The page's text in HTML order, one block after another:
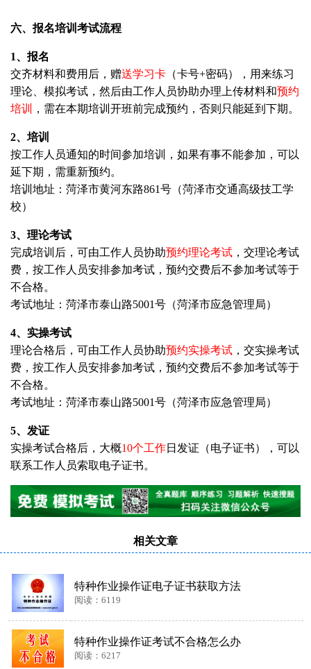
六、报名培训考试流程
1、报名
交齐材料和费用后，赠送学习卡 （卡号+密码），用来练习
理论、模拟考试，然后由工作人员协助办理上传材料和预约
培训
，需在本期培训开班前完成预约，否则只能延到下期。
2、培训
按工作人员通知的时间参加培训，如果有事不能参加，可以
延下期，需重新预约。
培训地址：菏泽市黄河东路861号（菏泽市交通高级技工学
校）
3、理论考试
完成培训后，可由工作人员协助预约理论考试 ，交理论考试
费，按工作人员安排参加考试，预约交费后不参加考试等于
不合格。
考试地址：菏泽市泰山路5001号（菏泽市应急管理局）
4、实操考试
理论合格后，可由工作人员协助预约实操考试 ，交实操考试
费，按工作人员安排参加考试，预约交费后不参加考试等于
不合格。
考试地址：菏泽市泰山路5001号（菏泽市应急管理局）
5、发证
实操考试合格后，大概10个工作日发证（电子证书），可以
联系工作人员索取电子证书。
相关文章
特种作业操作证电子证书获取方法
阅读：6119
特种作业操作证考试不合格怎么办
阅读：6217